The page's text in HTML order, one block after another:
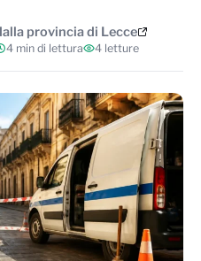
provincia di Lecce
4 min di lettura 4 letture